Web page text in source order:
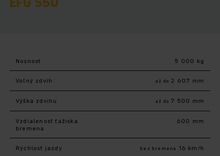
Nosnosť 5 000 kg
Voľný zdvih až do 2 607 mm
Výška zdvihu až do 7 500 mm
Vzdialenosť ťažiska
bremena
600 mm
Rýchlosť jazdy bez bremena 16 km/h